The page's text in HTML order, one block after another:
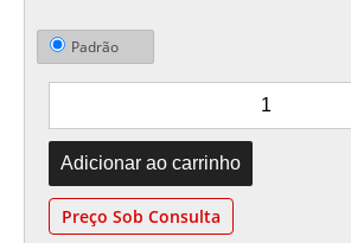
Padrão
Preço Sob Consulta